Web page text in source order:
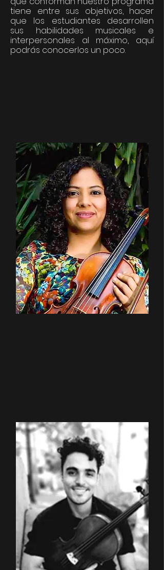
tiene entre sus objetivos, hacer
que los estudiantes desarrollen
sus habilidades musicales e
interpersonales al máximo, aquí
podrás conocerlos un poco.